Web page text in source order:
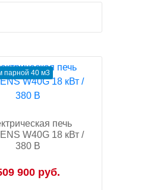
парной 40 м3
печь
W40G 18 кВт /
380 В
900 руб.